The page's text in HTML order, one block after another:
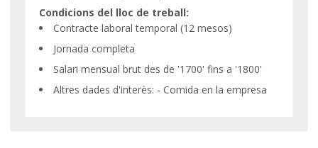
Condicions del lloc de treball:
Contracte laboral temporal (12 mesos)
Jornada completa
Salari mensual brut des de '1700' fins a '1800'
Altres dades d'interès: - Comida en la empresa